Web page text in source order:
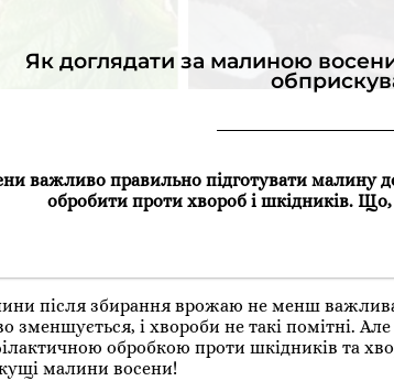
Як доглядати за малиною
важливо правильно підготувати малину
обробити проти хвороб і шкідників.
після збирання врожаю не менш
зменшується, і хвороби не такі помітні.
обробкою проти шкідників та
малини восени!